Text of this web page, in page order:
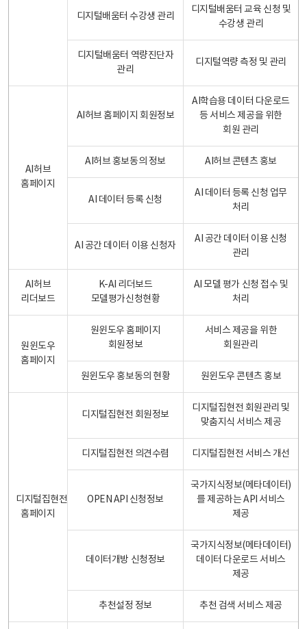
디지털배움터 수강생 관리
디지털배움터 교육 신청 및
수강생 관리
디지털배움터 역량진단자
관리
디지털역량 측정 및 관리
AI허브
홈페이지
AI허브 홈페이지 회원정보
AI학습용 데이터 다운로드
등 서비스 제공을 위한
회원 관리
AI허브 홍보동의 정보 AI허브 콘텐츠 홍보
AI 데이터 등록 신청
AI 데이터 등록 신청 업무
처리
AI 공간 데이터 이용 신청자
AI 공간 데이터 이용 신청
관리
AI허브
리더보드
K-AI 리더보드
모델평가신청현황
AI 모델 평가 신청 접수 및
처리
원윈도우
홈페이지
원윈도우 홈페이지
회원정보
서비스 제공을 위한
회원관리
원윈도우 홍보동의 현황 원윈도우 콘텐츠 홍보
디지털집현전
홈페이지
디지털집현전 회원정보
디지털집현전 회원관리 및
맞춤지식 서비스 제공
디지털집현전 의견수렴 디지털집현전 서비스 개선
OPEN API 신청정보
국가지식정보(메타데이터)
를 제공하는 API 서비스
제공
데이터개방 신청정보
국가지식정보(메타데이터)
데이터 다운로드 서비스
제공
추천설정 정보 추천 검색 서비스 제공